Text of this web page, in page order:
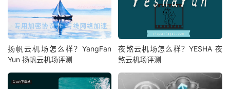
扬帆云机场怎么样？YangFan
Yun 扬帆云机场评测
夜煞云机场怎么样？YESHA 夜
煞云机场评测